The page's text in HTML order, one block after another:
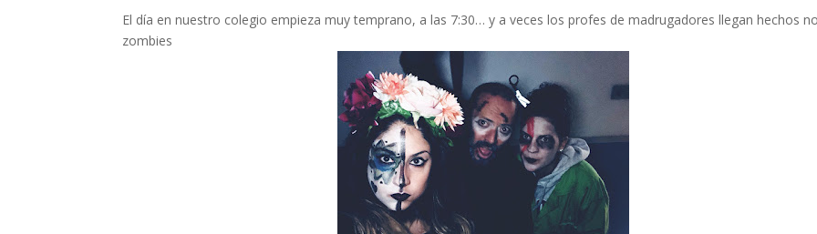
El día en nuestro colegio empieza muy temprano, a las 7:30… y a veces los profes de madrugadores llegan hechos
zombies